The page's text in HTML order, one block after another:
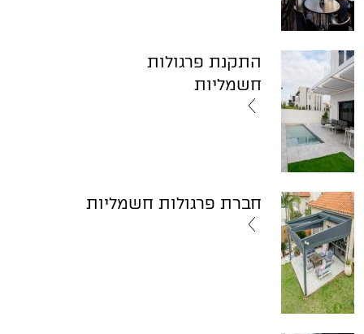
התקנת פרגולות
חשמליות
חברת פרגולות חשמליות